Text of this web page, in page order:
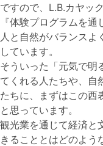
ですので、L.B.カヤッ
『体験プログラムを
人と自然がバランス
しています。
そういった「元気で明
てくれる人たちや、自
たちに、まずはこの西
と思っています。
観光業を通じて経済と
きることとはどのよう